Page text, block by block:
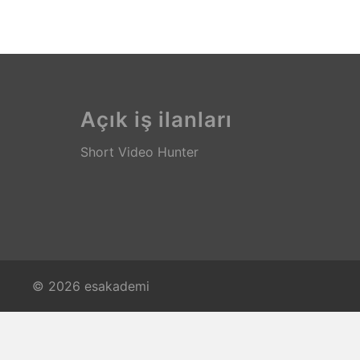
Açık iş ilanları
Short Video Hunter
© 2026 esakademi